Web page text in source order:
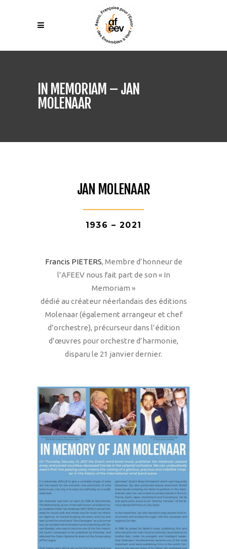
IN MEMORIAM – JAN
MOLENAAR
JAN MOLENAAR
1936 – 2021
Francis PIETERS, Membre d’honneur de
l’AFEEV nous fait part de son « In
Memoriam »
dédié au créateur néerlandais des éditions
Molenaar (également arrangeur et chef
d’orchestre), précurseur dans l’édition
d’œuvres pour orchestre d’harmonie,
disparu le 21 janvier dernier.